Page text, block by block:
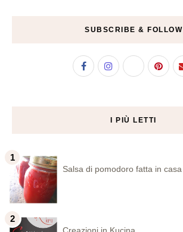
SUBSCRIBE & FOLLOW
I PIÙ LETTI
Salsa di pomodoro fatta in casa